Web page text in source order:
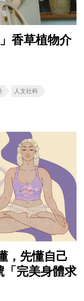
香草植物介
人文社科
，先懂自己
完美身體求